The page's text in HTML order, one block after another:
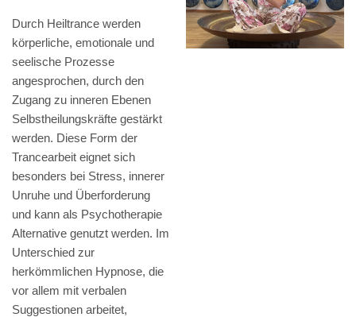
Durch Heiltrance werden
körperliche, emotionale und
seelische Prozesse
angesprochen, durch den
Zugang zu inneren Ebenen
Selbstheilungskräfte gestärkt
werden. Diese Form der
Trancearbeit eignet sich
besonders bei Stress, innerer
Unruhe und Überforderung
und kann als Psychotherapie
Alternative genutzt werden. Im
Unterschied zur
herkömmlichen Hypnose, die
vor allem mit verbalen
Suggestionen arbeitet,